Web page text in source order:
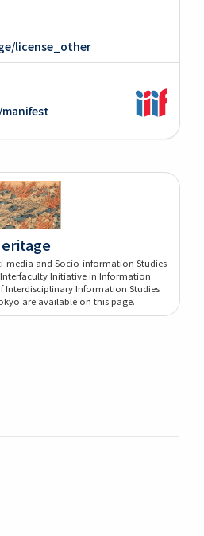
license_other
media and Socio-information Studies
Initiative in Information
Interdisciplinary Information Studies
are available on this page.